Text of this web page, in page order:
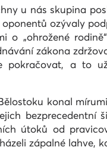
u nás skupina
ozývaly
o „ohrožené
zákona
pokračovat, a to
konal
bezprecedentní
útoků od
zápalné lahve,